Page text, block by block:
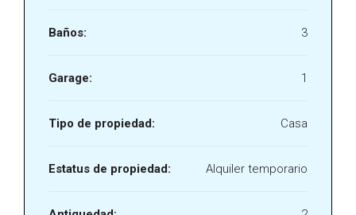
Baños: 3
Garage: 1
Tipo de propiedad: Casa
Estatus de propiedad: Alquiler temporario